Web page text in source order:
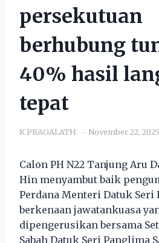
persekutuan
berhubung
40% hasil
tepat
K PRAGALATH November 22, 2025
Calon PH N22 Tanjung Aru
Hin menyambut baik
Perdana Menteri Datuk Seri
berkenaan jawatankuasa
dipengerusikan bersama
Sabah Datuk Seri Panglima